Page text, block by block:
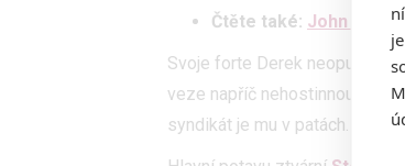
Čtěte také: John Wick
Svoje forte Derek neopustil
veze napříč nehostinnou
syndikát je mu v patách. Při